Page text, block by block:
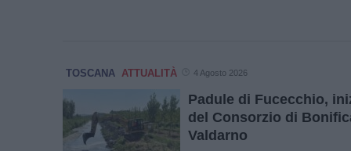
TOSCANA ATTUALITÀ 4 Agosto 2026
Padule di Fucecchio,
del Consorzio di
Valdarno